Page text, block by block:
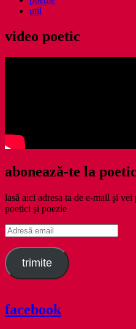
util
video poetic
abonează-te la
lasă aici adresa ta de e-mail şi
poetici şi poezie
Adresă
email
trimite
facebook